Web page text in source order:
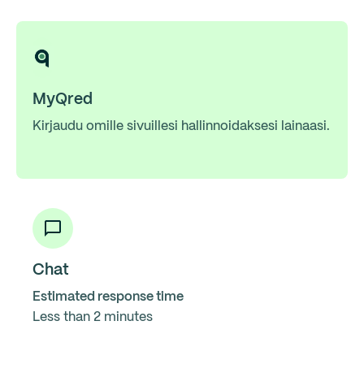
MyQred
Kirjaudu omille sivuillesi hallinnoidaksesi lainaasi.
Chat
Estimated response time
Less than 2 minutes